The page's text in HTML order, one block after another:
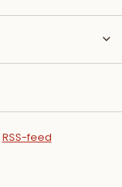
RSS-feed